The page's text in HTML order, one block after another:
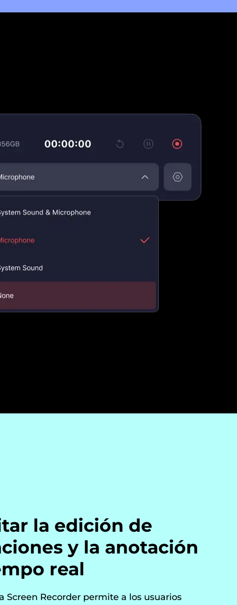
la edición de
y la anotación
real
Screen Recorder permite a los usuarios